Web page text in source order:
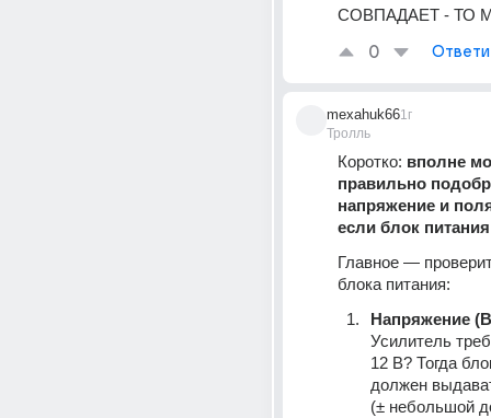
СОВПАДАЕТ - ТО
0
mexahuk66
Тролль
1г
Коротко: вполне
правильно
напряжение и
если блок
Главное —
блока питания:
Напряжение
Усилитель
12 В? Тогда
должен
(± небольшой